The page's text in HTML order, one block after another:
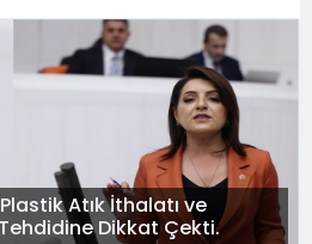
Atık İthalatı ve
Dikkat Çekti.